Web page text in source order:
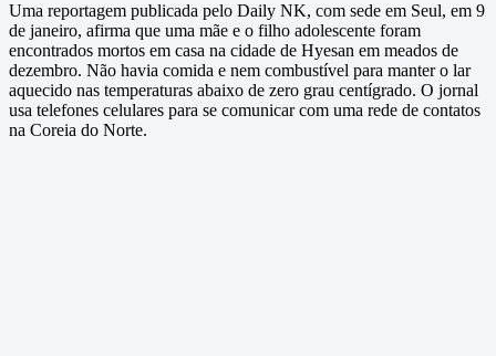
Uma reportagem publicada pelo Daily NK, com sede em Seul, em 9
de janeiro, afirma que uma mãe e o filho adolescente foram
encontrados mortos em casa na cidade de Hyesan em meados de
dezembro. Não havia comida e nem combustível para manter o lar
aquecido nas temperaturas abaixo de zero grau centígrado. O jornal
usa telefones celulares para se comunicar com uma rede de contatos
na Coreia do Norte.